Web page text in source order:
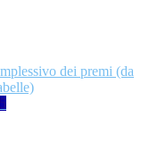
dei premi (da
5